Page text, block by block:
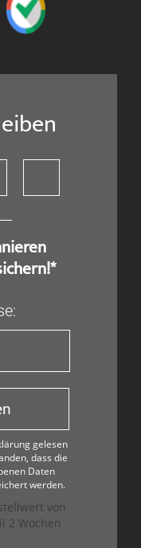
gelesen
dass die
Daten
werden.
von
2 Wochen